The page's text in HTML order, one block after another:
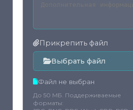
Прикрепить файл
Выбрать файл
Файл не выбран
До 50 МБ. Поддерживаемые
форматы: